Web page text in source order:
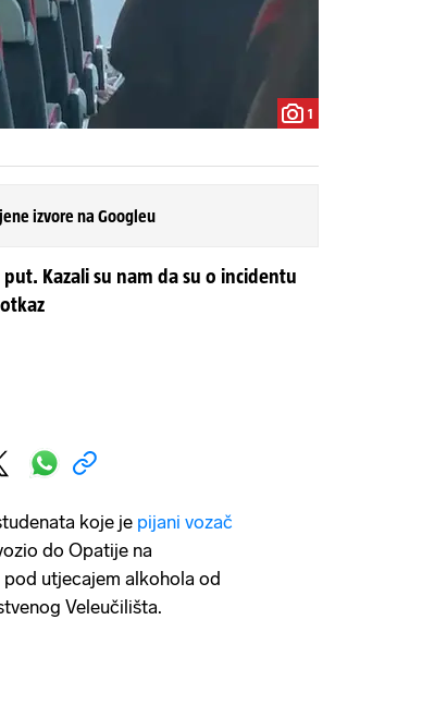
1
izvore na Googleu
Kazali su nam da su o incidentu
koje je pijani vozač
do Opatije na
utjecajem alkohola od
Veleučilišta.